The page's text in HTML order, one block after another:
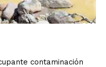
contaminación